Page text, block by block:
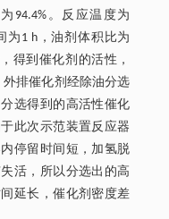
94.4%。反应温度为
为1 h，油剂体积比为
得到催化剂的活性，
排催化剂经除油分选
选得到的高活性催化
此次示范装置反应器
停留时间短，加氢脱
活，所以分选出的高
延长，催化剂密度差